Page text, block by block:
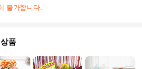
불가합니다.
품